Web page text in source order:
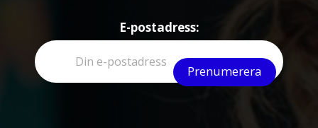
E-postadress: